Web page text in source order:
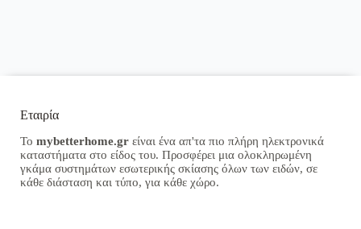
Εταιρία
Το mybetterhome.gr είναι ένα απ'τα πιο πλήρη ηλεκτρονικά
καταστήματα στο είδος του. Προσφέρει μια ολοκληρωμένη
γκάμα συστημάτων εσωτερικής σκίασης όλων των ειδών, σε
κάθε διάσταση και τύπο, για κάθε χώρο.